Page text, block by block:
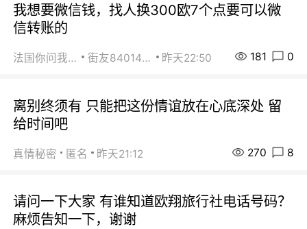
我想要微信钱，找人换300欧7个点要可以微
信转账的
法国你问我答 街友84014588 昨天22:50 181 0
离别终须有 只能把这份情谊放在心底深处 留
给时间吧
真情秘密 匿名 昨天21:12 270 8
请问一下大家 有谁知道欧翔旅行社电话号码？
麻烦告知一下，谢谢